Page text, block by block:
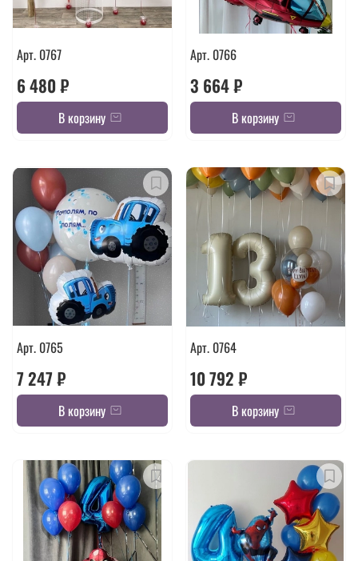
Арт. 0767
6 480 ₽
В корзину
Арт. 0766
3 664 ₽
В корзину
Арт. 0765
7 247 ₽
В корзину
Арт. 0764
10 792 ₽
В корзину